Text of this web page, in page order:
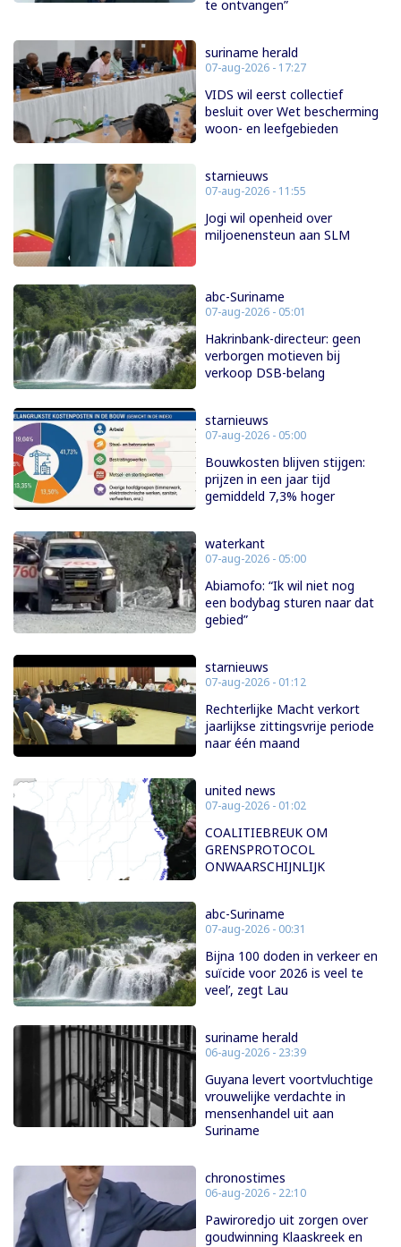
te ontvangen”
suriname herald
07-aug-2026 - 17:27
VIDS wil eerst collectief
besluit over Wet bescherming
woon- en leefgebieden
starnieuws
07-aug-2026 - 11:55
Jogi wil openheid over
miljoenensteun aan SLM
abc-Suriname
07-aug-2026 - 05:01
Hakrinbank-directeur: geen
verborgen motieven bij
verkoop DSB-belang
starnieuws
07-aug-2026 - 05:00
Bouwkosten blijven stijgen:
prijzen in een jaar tijd
gemiddeld 7,3% hoger
waterkant
07-aug-2026 - 05:00
Abiamofo: “Ik wil niet nog
een bodybag sturen naar dat
gebied”
starnieuws
07-aug-2026 - 01:12
Rechterlijke Macht verkort
jaarlijkse zittingsvrije periode
naar één maand
united news
07-aug-2026 - 01:02
COALITIEBREUK OM
GRENSPROTOCOL
ONWAARSCHIJNLIJK
abc-Suriname
07-aug-2026 - 00:31
Bijna 100 doden in verkeer en
suïcide voor 2026 is veel te
veel’, zegt Lau
suriname herald
06-aug-2026 - 23:39
Guyana levert voortvluchtige
vrouwelijke verdachte in
mensenhandel uit aan
Suriname
chronostimes
06-aug-2026 - 22:10
Pawiroredjo uit zorgen over
goudwinning Klaaskreek en